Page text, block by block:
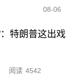
08-06
特朗普这出戏
阅读 4542